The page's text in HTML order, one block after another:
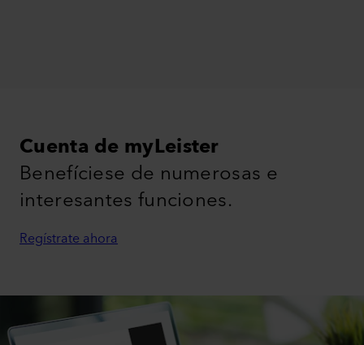
Cuenta de myLeister
Benefíciese de numerosas e
interesantes funciones.
Regístrate ahora